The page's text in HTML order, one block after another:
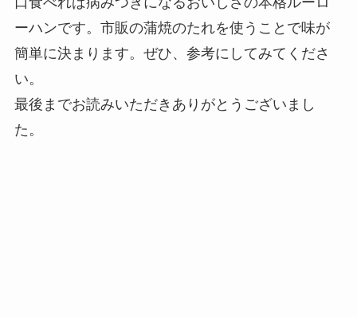
ーハンです。市販の蒲焼のたれを使うことで味が
簡単に決まります。ぜひ、参考にしてみてくださ
い。
最後までお読みいただきありがとうございまし
た。